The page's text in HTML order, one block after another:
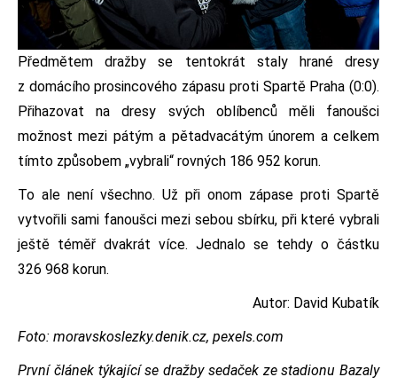
Předmětem dražby se tentokrát staly hrané dresy
z domácího prosincového zápasu proti Spartě Praha (0:0).
Přihazovat na dresy svých oblíbenců měli fanoušci
možnost mezi pátým a pětadvacátým únorem a celkem
tímto způsobem „vybrali“ rovných 186 952 korun.
To ale není všechno. Už při onom zápase proti Spartě
vytvořili sami fanoušci mezi sebou sbírku, při které vybrali
ještě téměř dvakrát více. Jednalo se tehdy o částku
326 968 korun.
Autor: David Kubatík
Foto: moravskoslezky.denik.cz, pexels.com
První článek týkající se dražby sedaček ze stadionu Bazaly